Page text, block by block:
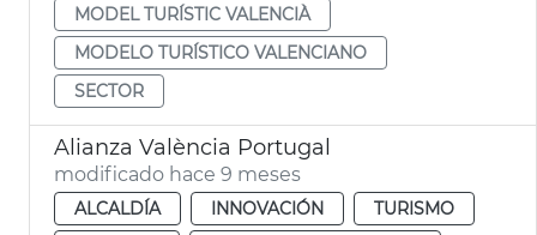
MODEL TURÍSTIC VALENCIÀ
MODELO TURÍSTICO VALENCIANO
SECTOR
Alianza València Portugal
modificado hace 9 meses
ALCALDÍA INNOVACIÓN
TURISMO